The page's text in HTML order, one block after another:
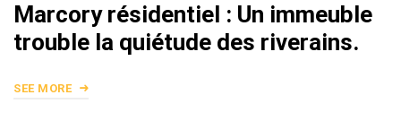
Marcory résidentiel : Un immeuble
trouble la quiétude des riverains.
SEE MORE